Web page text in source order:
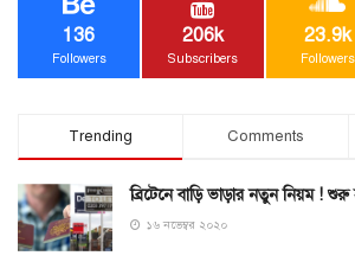
136
Followers
206k
Subscribers
23.9k
Followers
Trending Comments
ব্রিটেনে বাড়ি ভাড়ার নতুন নিয়ম !
১৬ নভেম্বর ২০২০